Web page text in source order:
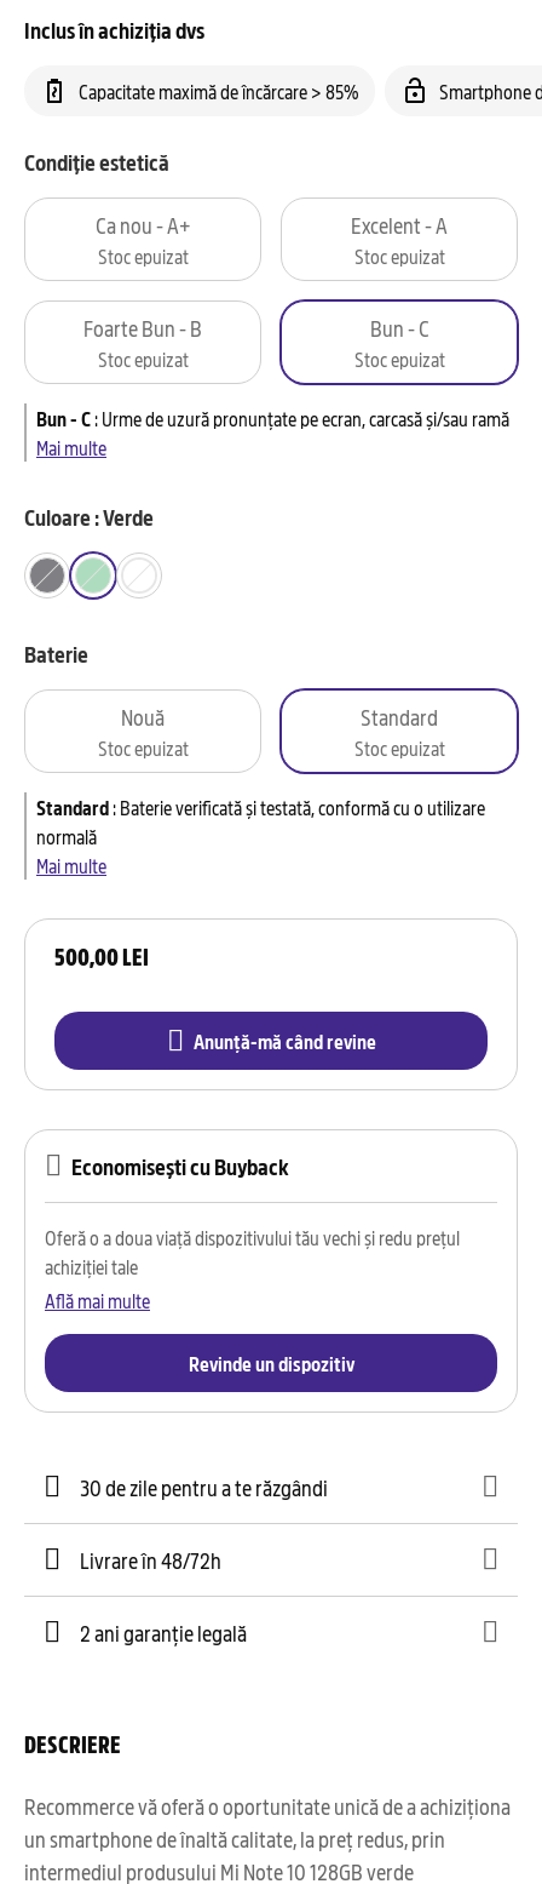
Inclus în achiziția dvs
Capacitate maximă de încărcare > 85% Smartphone
500,00 LEI
Anunță-mă când revine
Condiție estetică
Ca nou - A+
Stoc epuizat
Excelent - A
Stoc epuizat
Foarte Bun - B
Stoc epuizat
Bun - C
Stoc epuizat
Bun - C:Urme de uzură pronunțate pe ecran, carcasă și/sau ramă
Mai multe
Culoare : Verde
Baterie
Nouă
Stoc epuizat
Standard
Stoc epuizat
Standard:Baterie verificată și testată, conformă cu o utilizare
normală
Mai multe
Economisești cu Buyback
Oferă o a doua viață dispozitivului tău vechi și redu prețul
achiziției tale
Află mai multe
Revinde un dispozitiv
30 de zile pentru a te răzgândi
Livrare în 48/72h
2 ani garanție legală
DESCRIERE
Recommerce vă oferă o oportunitate unică de a achiziționa
un smartphone de înaltă calitate, la preț redus, prin
intermediul produsului Mi Note 10 128GB verde